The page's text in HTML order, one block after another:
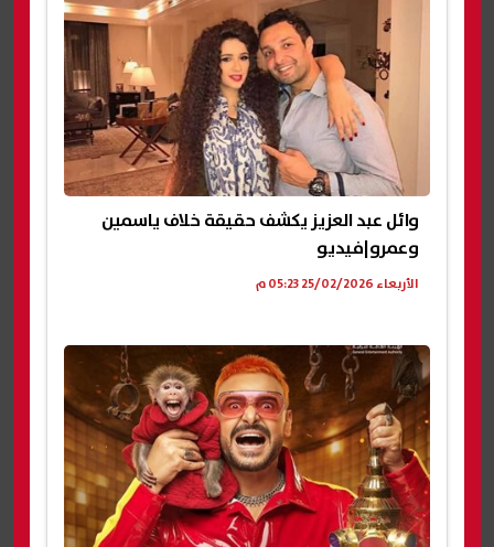
وائل عبد العزيز يكشف حقيقة خلاف ياسمين
وعمرو|فيديو
الأربعاء 25/02/2026 05:23 م